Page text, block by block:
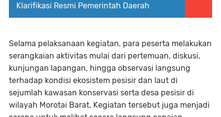
Klarifikasi Resmi Pemerintah Daerah
Selama pelaksanaan kegiatan, para peserta melakukan
serangkaian aktivitas mulai dari pertemuan, diskusi,
kunjungan lapangan, hingga observasi langsung
terhadap kondisi ekosistem pesisir dan laut di
sejumlah kawasan konservasi serta desa pesisir di
wilayah Morotai Barat. Kegiatan tersebut juga menjadi